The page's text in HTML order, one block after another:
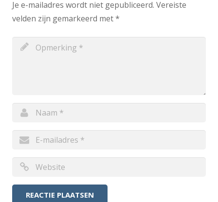
Je e-mailadres wordt niet gepubliceerd. Vereiste
velden zijn gemarkeerd met*